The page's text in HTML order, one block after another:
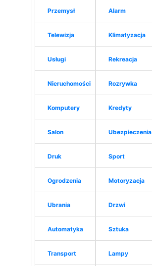
Przemysł
Telewizja
Usługi
Nieruchomości
Komputery
Salon
Druk
Ogrodzenia
Ubrania
Automatyka
Transport
Alarm
Klimatyzacja
Rekreacja
Rozrywka
Kredyty
Ubezpieczenia
Sport
Motoryzacja
Drzwi
Sztuka
Lampy